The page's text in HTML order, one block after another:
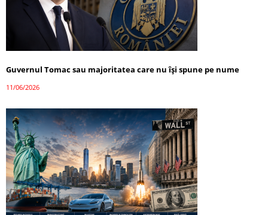
Guvernul Tomac sau majoritatea care nu își spune pe nume
11/06/2026